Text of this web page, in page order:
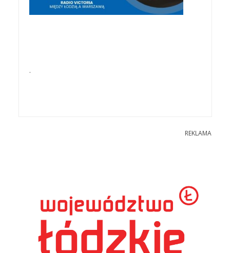
.
REKLAMA